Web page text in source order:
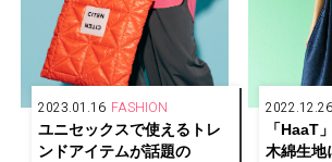
2023.01.16 FASHION
ユニセックスで使えるトレ
ンドアイテムが話題の
2022.12.26
「HaaT
木綿生地